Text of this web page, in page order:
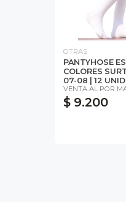
OTRAS
PANTYHOSE
COLORES
07-08 | 12 UNID
VENTA AL POR
$ 9.200